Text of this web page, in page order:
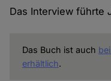
Das Interview führte
Das Buch ist auch
erhältlich.